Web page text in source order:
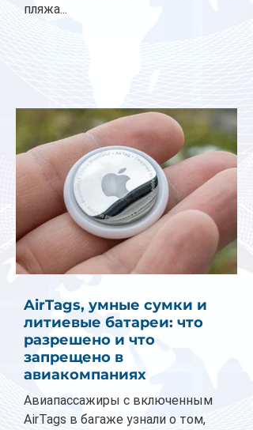
пляжа...
AirTags, умные сумки и
литиевые батареи: что
разрешено и что
запрещено в
авиакомпаниях
Авиапассажиры с включенным
AirTags в багаже узнали о том,